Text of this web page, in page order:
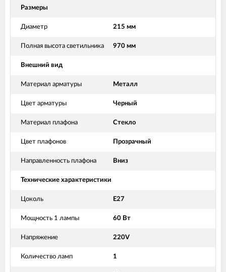
Размеры
Диаметр 215 мм
Полная высота светильника 970 мм
Внешний вид
Материал арматуры Металл
Цвет арматуры Черный
Материал плафона Стекло
Цвет плафонов Прозрачный
Направленность плафона Вниз
Технические характеристики
Цоколь E27
Мощность 1 лампы 60 Вт
Напряжение 220V
Количество ламп 1